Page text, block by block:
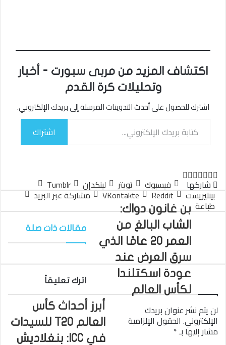
اكتشاف المزيد من مربى سبورت - أخبار
وتحليلات كرة القدم
اشترك للحصول على أحدث التدوينات المرسلة إلى بريدك الإلكتروني.
كتابة بريدك الإلكتروني...
اشتراك
شاركها فيسبوك تويتر لينكدإن
بينتيريست مشاركة عبر البريد
طباعة بن غانون دواك:
الشاب البالغ من
العمر 20 عامًا الذي
سرق العرض عند
عودة اسكتلندا
لكأس العالم
أبرز أحداث كأس
العالم T20 للسيدات
في ICC: بنغلاديش
مقالات ذات صلة
اترك تعليقاً
لن يتم نشر عنوان بريدك
الإلكتروني. الحقول الإلزامية
مشار إليها بـ*